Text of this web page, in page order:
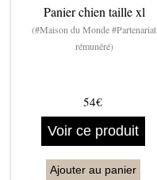
Panier chien taille xl
(#Maison du Monde #Partenariat
rémunéré)
54€
Voir ce produit
Ajouter au panier